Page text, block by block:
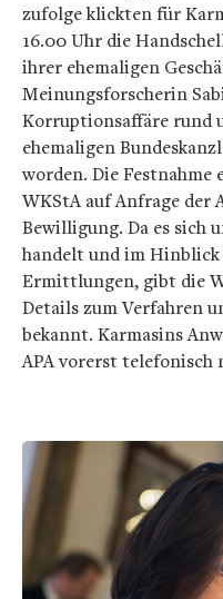
zufolge klickten für
16.00 Uhr die
ihrer ehemaligen
Meinungsforscherin
Korruptionsaffäre rund
ehemaligen
worden. Die
WKStA auf Anfrage der
Bewilligung. Da es sich
handelt und im Hinblick
Ermittlungen, gibt die
Details zum Verfahren
bekannt. Karmasins
APA vorerst telefonisch